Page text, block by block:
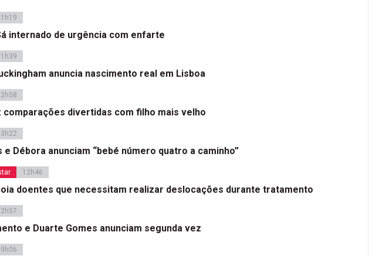
internado de urgência com enfarte
anuncia nascimento real em Lisboa
comparações divertidas com filho mais velho
e Débora anunciam “bebé número quatro a caminho”
12h46
doentes que necessitam realizar deslocações durante tratamento
e Duarte Gomes anunciam segunda vez